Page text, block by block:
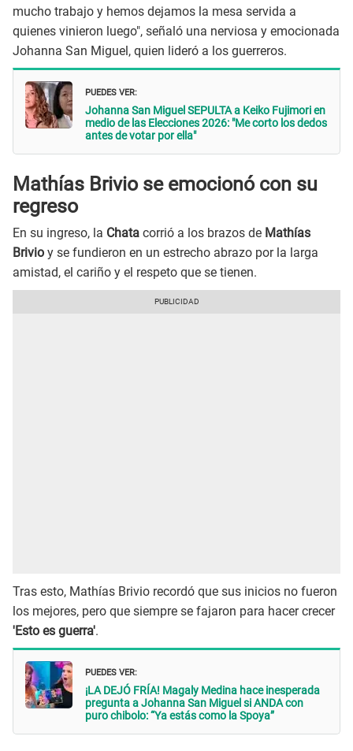
mucho trabajo y hemos dejamos la mesa servida a
quienes vinieron luego", señaló una nerviosa y emocionada
Johanna San Miguel, quien lideró a los guerreros.
PUEDES VER:
Johanna San Miguel SEPULTA a Keiko Fujimori en
medio de las Elecciones 2026: "Me corto los dedos
antes de votar por ella"
Mathías Brivio se emocionó con su
regreso
En su ingreso, la Chata corrió a los brazos de Mathías
Brivio y se fundieron en un estrecho abrazo por la larga
amistad, el cariño y el respeto que se tienen.
Tras esto, Mathías Brivio recordó que sus inicios no fueron
los mejores, pero que siempre se fajaron para hacer crecer
'Esto es guerra'.
PUEDES VER:
¡LA DEJÓ FRÍA! Magaly Medina hace inesperada
pregunta a Johanna San Miguel si ANDA con
puro chibolo: “Ya estás como la Spoya”